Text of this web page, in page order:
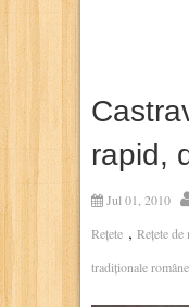
rapid,
Jul 01, 2010
Rețete , Rețete
tradiționale